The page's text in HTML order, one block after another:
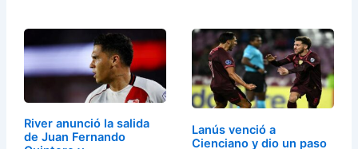
River anunció la salida
de Juan Fernando
Lanús venció a
Cienciano y dio un paso